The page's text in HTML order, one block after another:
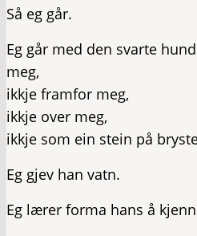
Så eg går.
Eg går med den svarte
meg,
ikkje framfor meg,
ikkje over meg,
ikkje som ein stein på
Eg gjev han vatn.
Eg lærer forma hans å